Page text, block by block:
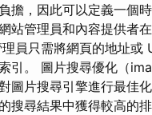
擔，因此可以定義一個
站管理員和內容提供者
員只需將網頁的地址或
引。 圖片搜尋優化（
圖片搜尋引擎進行最佳
搜尋結果中獲得較高的